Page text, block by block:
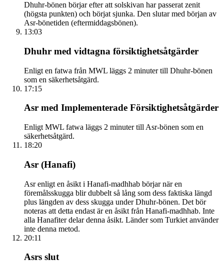
Dhuhr-bönen börjar efter att solskivan har passerat zenit
(högsta punkten) och börjat sjunka. Den slutar med början av
Asr-bönetiden (eftermiddagsbönen).
13:03
Dhuhr med vidtagna försiktighetsåtgärder
Enligt en fatwa från MWL läggs 2 minuter till Dhuhr-bönen
som en säkerhetsåtgärd.
17:15
Asr med Implementerade Försiktighetsåtgärder
Enligt MWL fatwa läggs 2 minuter till Asr-bönen som en
säkerhetsåtgärd.
18:20
Asr (Hanafi)
Asr enligt en åsikt i Hanafi-madhhab börjar när en
föremålsskugga blir dubbelt så lång som dess faktiska längd
plus längden av dess skugga under Dhuhr-bönen. Det bör
noteras att detta endast är en åsikt från Hanafi-madhhab. Inte
alla Hanafiter delar denna åsikt. Länder som Turkiet använder
inte denna metod.
20:11
Asrs slut